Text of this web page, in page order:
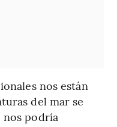
nos están
del mar se
podría